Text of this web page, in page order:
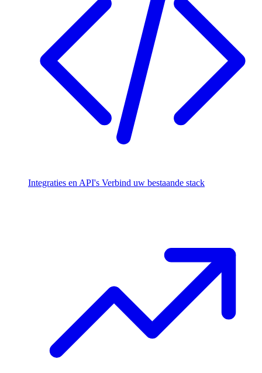
Integraties en API's Verbind uw bestaande stack